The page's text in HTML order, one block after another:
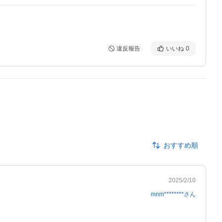
違反報告 いいね 0
おすすめ順
2025/2/10
mnm********さん